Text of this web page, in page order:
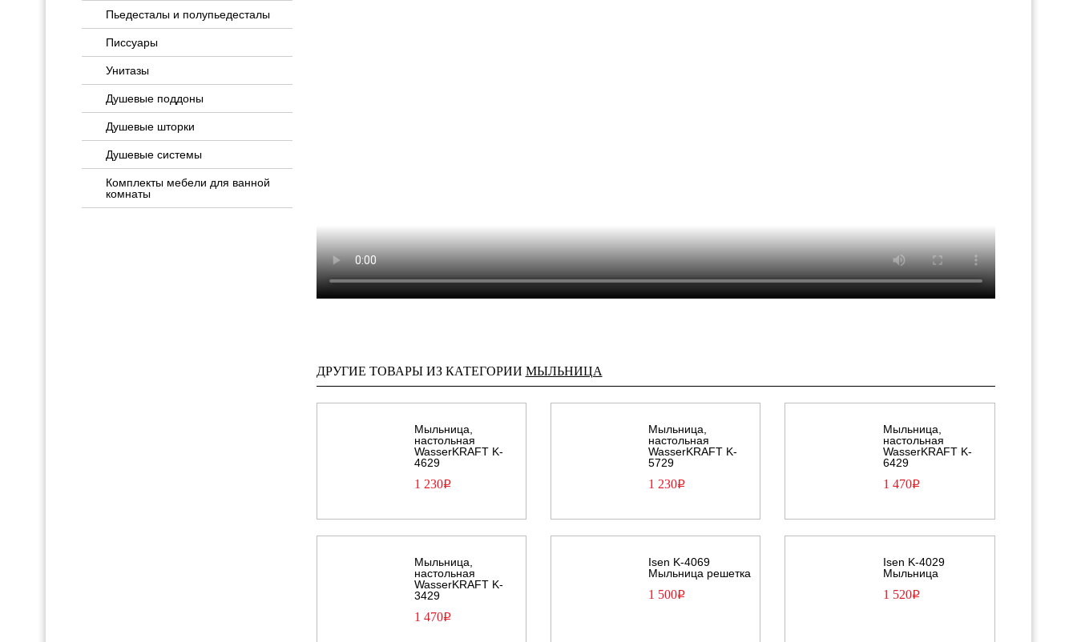
Пьедесталы и полупьедесталы
Писсуары
Унитазы
Душевые поддоны
Душевые шторки
Душевые системы
Комплекты мебели для ванной
комнаты
ДРУГИЕ ТОВАРЫ ИЗ КАТЕГОРИИ МЫЛЬНИЦА
Мыльница,
настольная
WasserKRAFT K-
4629
1 230Р
Мыльница,
настольная
WasserKRAFT K-
5729
1 230Р
Мыльница,
настольная
WasserKRAFT K-
6429
1 470Р
Мыльница,
настольная
WasserKRAFT K-
3429
1 470Р
Isen K-4069
Мыльница решетка
1 500Р
Isen K-4029
Мыльница
1 520Р